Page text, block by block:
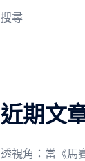
搜尋
近期文
透視角：當《馬